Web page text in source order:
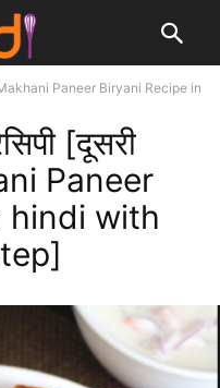
Makhani Paneer Biryani Recipe in
[दूसरी
Paneer
hindi with